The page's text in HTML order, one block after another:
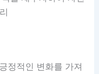
정적인 변화를 가져